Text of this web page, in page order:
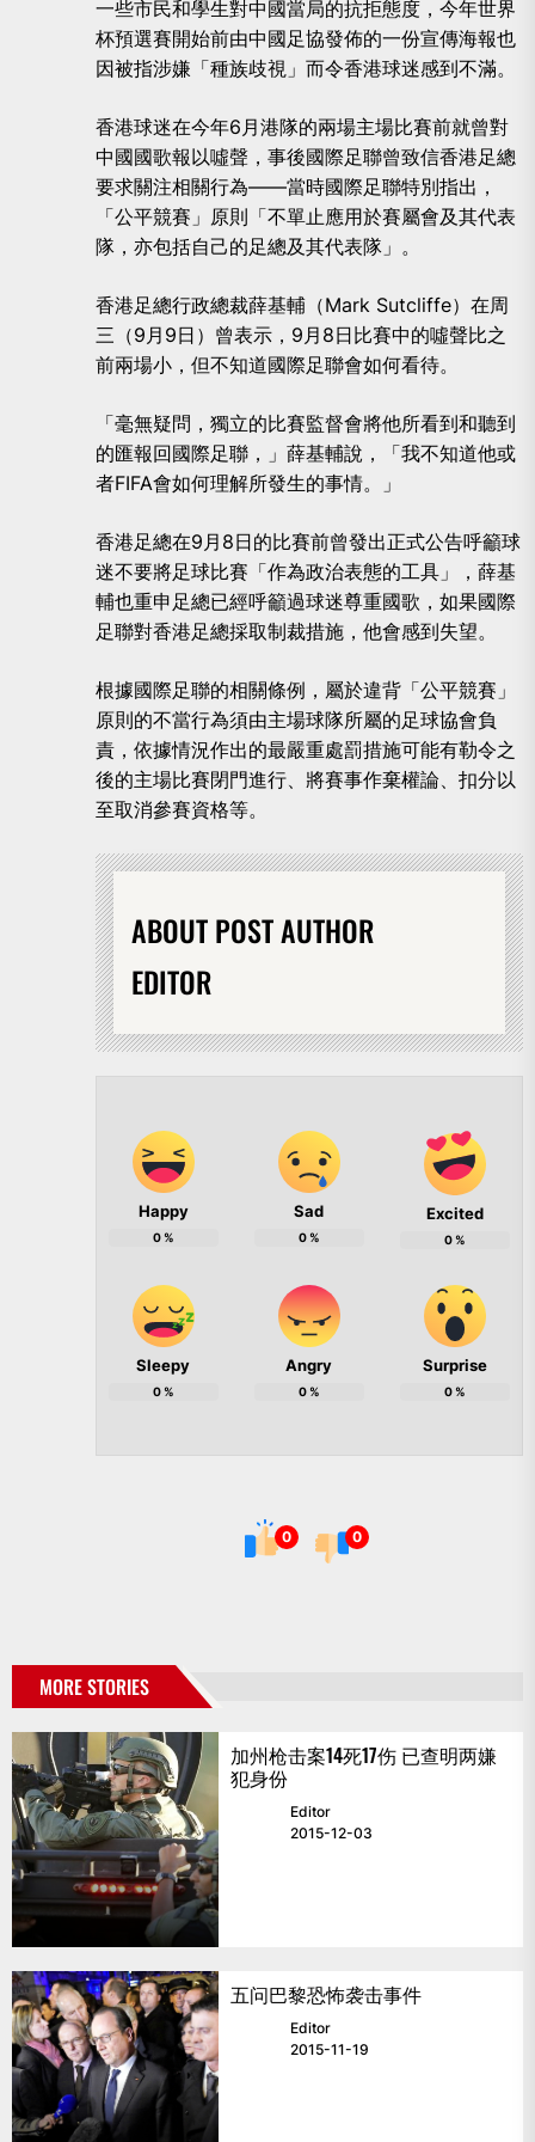
一些市民和學生對中國當局的抗拒態度，今年世界
杯預選賽開始前由中國足協發佈的一份宣傳海報也
因被指涉嫌「種族歧視」而令香港球迷感到不滿。
香港球迷在今年6月港隊的兩場主場比賽前就曾對
中國國歌報以噓聲，事後國際足聯曾致信香港足總
要求關注相關行為——當時國際足聯特別指出，
「公平競賽」原則「不單止應用於賽屬會及其代表
隊，亦包括自己的足總及其代表隊」。
香港足總行政總裁薛基輔（Mark Sutcliffe）在周
三（9月9日）曾表示，9月8日比賽中的噓聲比之
前兩場小，但不知道國際足聯會如何看待。
「毫無疑問，獨立的比賽監督會將他所看到和聽到
的匯報回國際足聯，」薛基輔說，「我不知道他或
者FIFA會如何理解所發生的事情。」
香港足總在9月8日的比賽前曾發出正式公告呼籲球
迷不要將足球比賽「作為政治表態的工具」，薛基
輔也重申足總已經呼籲過球迷尊重國歌，如果國際
足聯對香港足總採取制裁措施，他會感到失望。
根據國際足聯的相關條例，屬於違背「公平競賽」
原則的不當行為須由主場球隊所屬的足球協會負
責，依據情況作出的最嚴重處罰措施可能有勒令之
後的主場比賽閉門進行、將賽事作棄權論、扣分以
至取消參賽資格等。
ABOUT POST AUTHOR
EDITOR
Happy
0%
Sad
0%
Excited
0%
Sleepy
0%
Angry
0%
Surprise
0%
0 0
MORE STORIES
加州枪击案14死17伤 已查明两嫌
犯身份
Editor
2015-12-03
五问巴黎恐怖袭击事件
Editor
2015-11-19